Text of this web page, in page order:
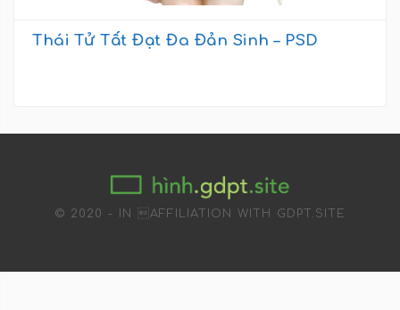
Thái Tử Tất Đạt Đa Đản Sinh – PSD
© 2020 - IN AFFILIATION WITH GDPT.SITE